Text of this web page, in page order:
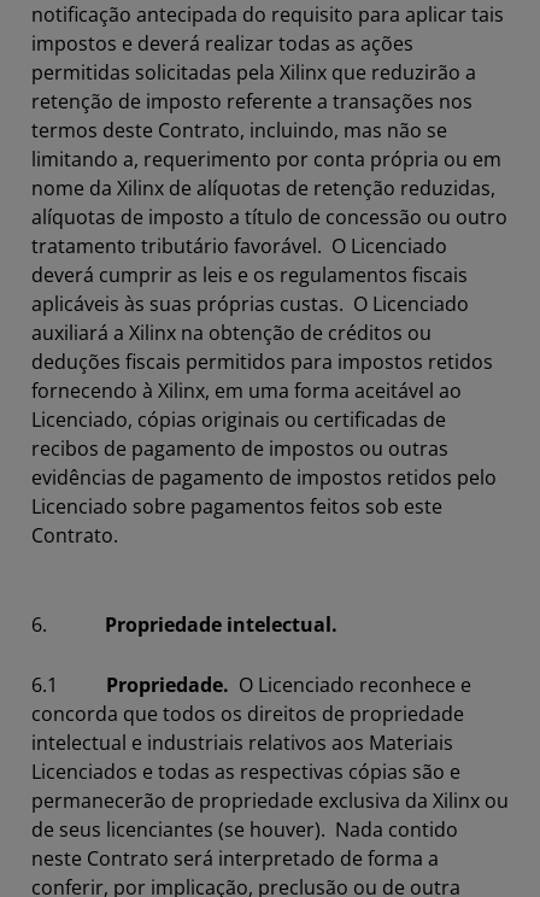
notificação antecipada do requisito para aplicar tais
impostos e deverá realizar todas as ações
permitidas solicitadas pela Xilinx que reduzirão a
retenção de imposto referente a transações nos
termos deste Contrato, incluindo, mas não se
limitando a, requerimento por conta própria ou em
nome da Xilinx de alíquotas de retenção reduzidas,
alíquotas de imposto a título de concessão ou outro
tratamento tributário favorável. O Licenciado
deverá cumprir as leis e os regulamentos fiscais
aplicáveis às suas próprias custas. O Licenciado
auxiliará a Xilinx na obtenção de créditos ou
deduções fiscais permitidos para impostos retidos
fornecendo à Xilinx, em uma forma aceitável ao
Licenciado, cópias originais ou certificadas de
recibos de pagamento de impostos ou outras
evidências de pagamento de impostos retidos pelo
Licenciado sobre pagamentos feitos sob este
Contrato.
6. Propriedade intelectual.
6.1 Propriedade. O Licenciado reconhece e
concorda que todos os direitos de propriedade
intelectual e industriais relativos aos Materiais
Licenciados e todas as respectivas cópias são e
permanecerão de propriedade exclusiva da Xilinx ou
de seus licenciantes (se houver). Nada contido
neste Contrato será interpretado de forma a
conferir, por implicação, preclusão ou de outra